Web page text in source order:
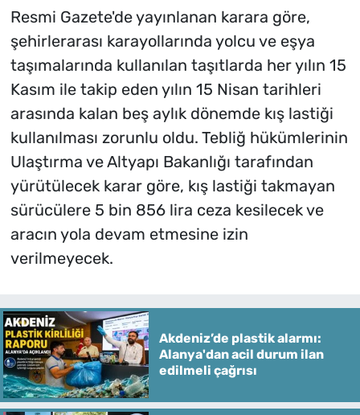
Resmi Gazete'de yayınlanan karara göre,
şehirlerarası karayollarında yolcu ve eşya
taşımalarında kullanılan taşıtlarda her yılın 15
Kasım ile takip eden yılın 15 Nisan tarihleri
arasında kalan beş aylık dönemde kış lastiği
kullanılması zorunlu oldu. Tebliğ hükümlerinin
Ulaştırma ve Altyapı Bakanlığı tarafından
yürütülecek karar göre, kış lastiği takmayan
sürücülere 5 bin 856 lira ceza kesilecek ve
aracın yola devam etmesine izin
verilmeyecek.
Akdeniz’de plastik alarmı:
Alanya'dan acil durum ilan
edilmeli çağrısı